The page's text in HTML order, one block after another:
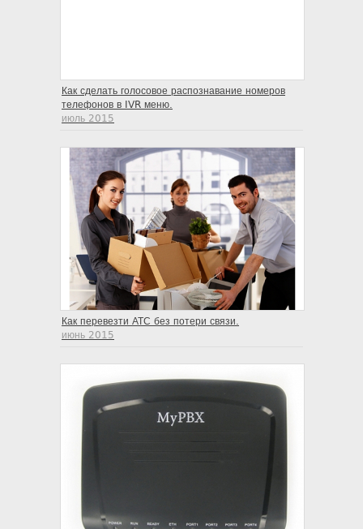
Как сделать голосовое распознавание номеров
телефонов в IVR меню.
июль 2015
Как перевезти АТС без потери связи.
июнь 2015